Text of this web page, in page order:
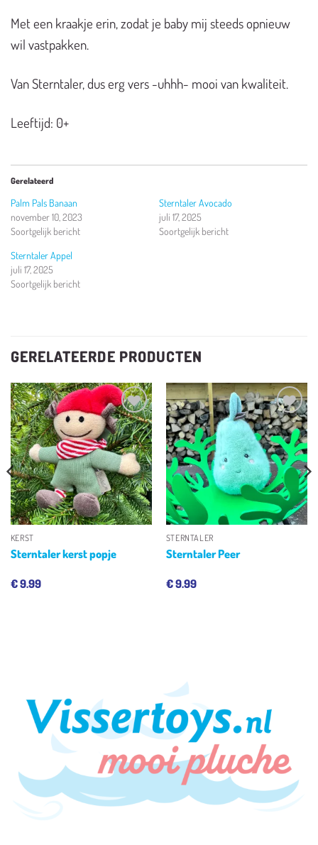
Met een kraakje erin, zodat je baby mij steeds opnieuw
wil vastpakken.
Van Sterntaler, dus erg vers -uhhh- mooi van kwaliteit.
Leeftijd: 0+
Gerelateerd
Palm Pals Banaan
november 10, 2023
Soortgelijk bericht
Sterntaler Avocado
juli 17, 2025
Soortgelijk bericht
Sterntaler Appel
juli 17, 2025
Soortgelijk bericht
GERELATEERDE PRODUCTEN
Toevoegen
aan
verlanglijst
KERST
Sterntaler kerst popje
€9.99
Toevoegen
aan
verlanglijst
STERNTALER
Sterntaler Peer
€9.99